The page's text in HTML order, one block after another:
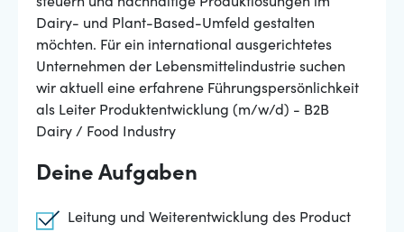
Dairy- und Plant-Based-Umfeld gestalten
möchten. Für ein international ausgerichtetes
Unternehmen der Lebensmittelindustrie suchen
wir aktuell eine erfahrene Führungspersönlichkeit
als Leiter Produktentwicklung (m/w/d) - B2B
Dairy / Food Industry
Deine Aufgaben
Leitung und Weiterentwicklung des Product